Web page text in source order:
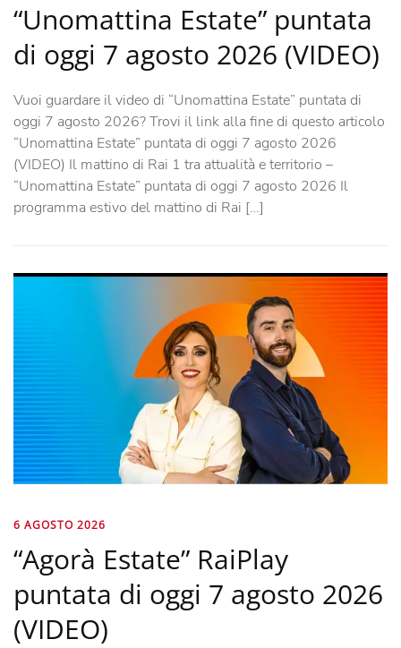
“Unomattina Estate” puntata
di oggi 7 agosto 2026 (VIDEO)
Vuoi guardare il video di “Unomattina Estate” puntata di
oggi 7 agosto 2026? Trovi il link alla fine di questo articolo
“Unomattina Estate” puntata di oggi 7 agosto 2026
(VIDEO) Il mattino di Rai 1 tra attualità e territorio –
“Unomattina Estate” puntata di oggi 7 agosto 2026 Il
programma estivo del mattino di Rai […]
6 AGOSTO 2026
“Agorà Estate” RaiPlay
puntata di oggi 7 agosto 2026
(VIDEO)